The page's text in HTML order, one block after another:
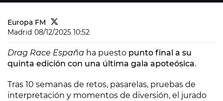
Europa FM
Madrid 08/12/2025 10:52
Drag Race España ha puesto punto final a su
quinta edición con una última gala apoteósica.
Tras 10 semanas de retos, pasarelas, pruebas de
interpretación y momentos de diversión, el jurado